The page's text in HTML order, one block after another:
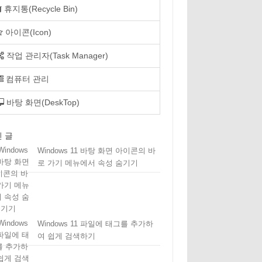
휴지통(Recycle Bin)
아이콘(Icon)
작업 관리자(Task Manager)
컴퓨터 관리
바탕 화면(DeskTop)
글
Windows 11 바탕 화면 아이콘의 바
로 가기 메뉴에서 속성 숨기기
Windows 11 파일에 태그를 추가하
여 쉽게 검색하기